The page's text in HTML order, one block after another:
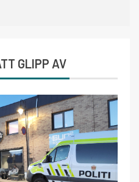
GLIPP AV